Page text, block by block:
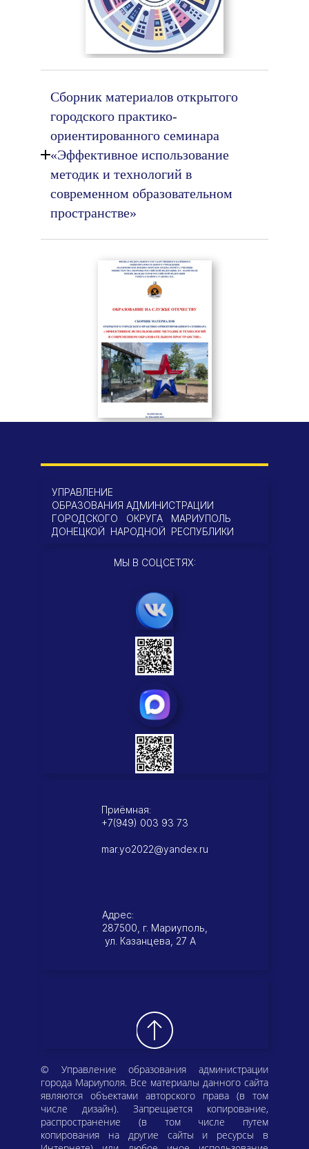
Сборник материалов открытого
городского практико-
ориентированного семинара
«Эффективное использование
методик и технологий в
современном образовательном
пространстве»
УПРАВЛЕНИЕ
ОБРАЗОВАНИЯ АДМИНИСТРАЦИИ
ГОРОДСКОГО ОКРУГА МАРИУПОЛЬ
ДОНЕЦКОЙ НАРОДНОЙ РЕСПУБЛИКИ
МЫ В СОЦСЕТЯХ:
Приёмная:
+7(949) 003 93 73
mar.yo2022@yandex.ru
Адрес:
287500, г. Мариуполь,
ул. Казанцева, 27 А
© Управление образования администрации
города Мариуполя. Все материалы данного сайта
являются объектами авторского права (в том
числе дизайн). Запрещается копирование,
распространение (в том числе путем
копирования на другие сайты и ресурсы в